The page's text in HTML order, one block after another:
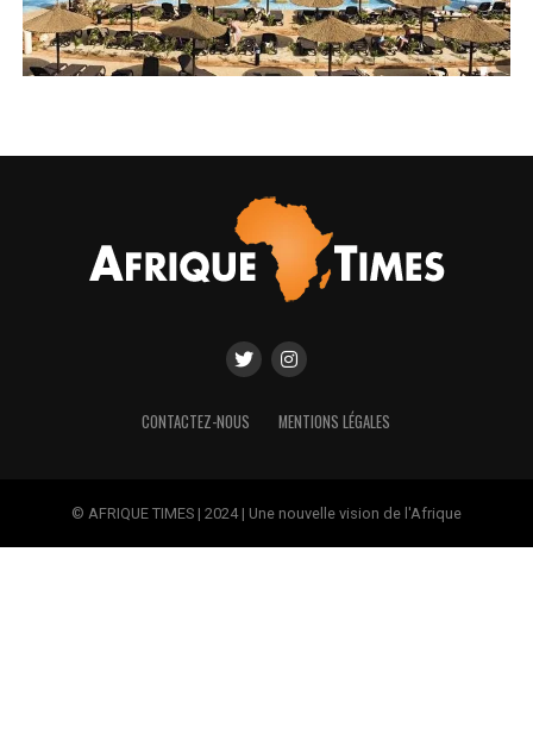
CONTACTEZ-NOUS MENTIONS LÉGALES
© AFRIQUE TIMES | 2024 | Une nouvelle vision de l'Afrique